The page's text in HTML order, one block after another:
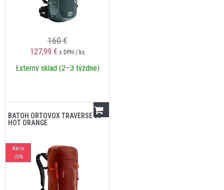
160 €
127,99 € s DPH / ks
Externý sklad (2–3 týždne)
BATOH ORTOVOX TRAVERSE 30
HOT ORANGE
Akcia
-20%